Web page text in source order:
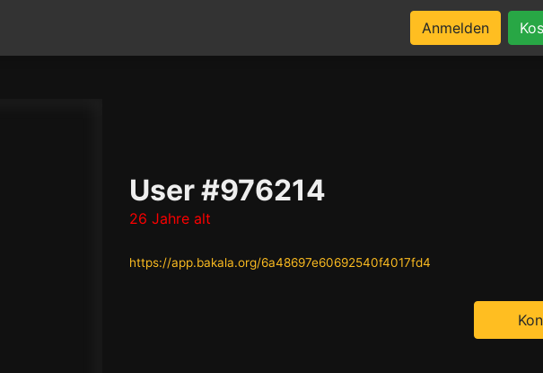
Anmelden
User #976214
26 Jahre alt
https://app.bakala.org/6a48697e60692540f4017fd4